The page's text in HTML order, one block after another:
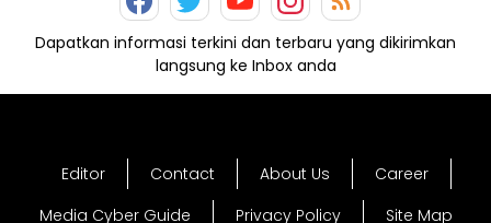
Dapatkan informasi terkini dan terbaru yang dikirimkan
langsung ke Inbox anda
Editor Contact About Us
Career
Media Cyber Guide
Privacy Policy Site Map